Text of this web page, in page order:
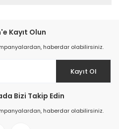
Kayıt Olun
haberdar olabilirsiniz.
Kayıt Ol
Bizi Takip Edin
haberdar olabilirsiniz.